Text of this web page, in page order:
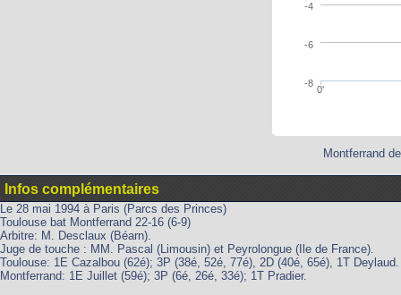
0'
-8
-6
-4
Montferrand
Infos complémentaires
Le 28 mai 1994 à Paris (Parcs des Princes)
Toulouse bat Montferrand 22-16 (6-9)
Arbitre: M. Desclaux (Béarn).
Juge de touche : MM. Pascal (Limousin) et Peyrolongue (Ile de France).
Toulouse: 1E Cazalbou (62é); 3P (38é, 52é, 77é), 2D (40é, 65é), 1T Deylaud.
Montferrand: 1E Juillet (59é); 3P (6é, 26é, 33é); 1T Pradier.